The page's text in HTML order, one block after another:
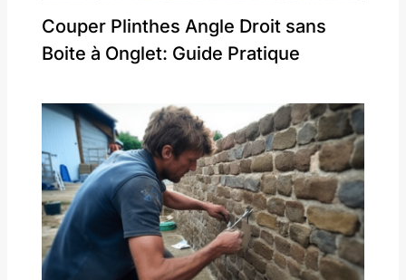
Couper Plinthes Angle Droit sans
Boite à Onglet: Guide Pratique